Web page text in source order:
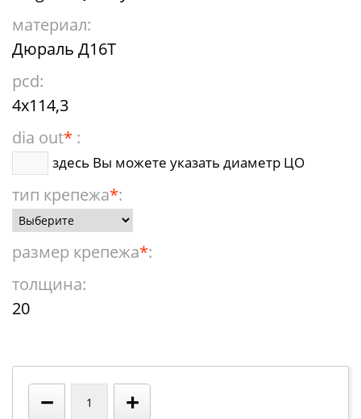
материал:
Дюраль Д16Т
pcd:
4x114,3
dia out* :
здесь Вы можете указать диаметр ЦО
тип крепежа*:
размер крепежа*:
толщина:
20
− +